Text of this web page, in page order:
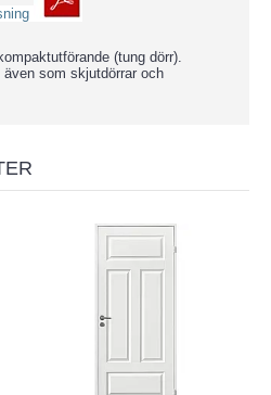
(tung dörr).
som skjutdörrar och